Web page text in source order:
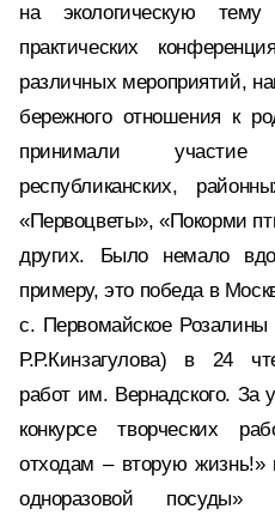
на экологическую
практических
различных мероприятий,
бережного отношения к
принимали
республиканских,
«Первоцветы», «Покорми
других. Было немало
примеру, это победа в
с. Первомайское Розалины
Р.Р.Кинзагулова) в 24
работ им. Вернадского. За
конкурсе творческих
отходам – вторую
одноразовой